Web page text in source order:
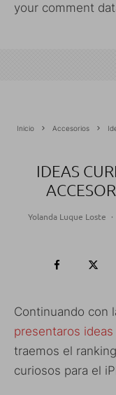
your comment
Inicio Accesorios
IDEAS
Yolanda Luque Loste ·
Continuando con
presentaros
traemos el
curiosos para el